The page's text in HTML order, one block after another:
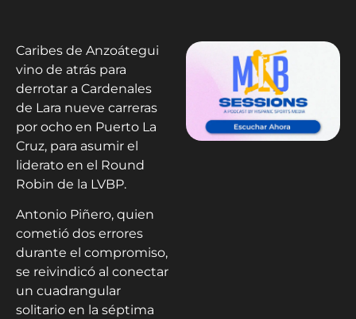
Caribes de Anzoátegui
vino de atrás para
derrotar a Cardenales
de Lara nueve carreras
por ocho en Puerto La
Cruz, para asumir el
liderato en el Round
Robin de la LVBP.
Antonio Piñero, quien
cometió dos errores
durante el compromiso,
se reivindicó al conectar
un cuadrangular
solitario en la séptima